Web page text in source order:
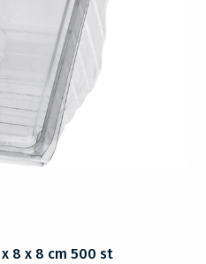
8 x 8 cm 500 st